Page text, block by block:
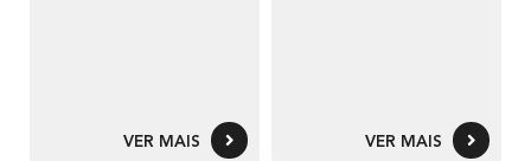
VER MAIS VER MAIS